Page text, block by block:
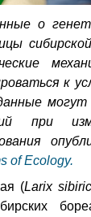
о
к
могут
при
of Ecology.
(Larix